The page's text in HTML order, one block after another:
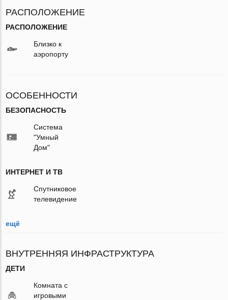
РАСПОЛОЖЕНИЕ
РАСПОЛОЖЕНИЕ
Близко к
аэропорту
ОСОБЕННОСТИ
БЕЗОПАСНОСТЬ
Система
"Умный
Дом"
ИНТЕРНЕТ И ТВ
Спутниковое
телевидение
ещё
ВНУТРЕННЯЯ ИНФРАСТРУКТУРА
ДЕТИ
Комната с
игровыми